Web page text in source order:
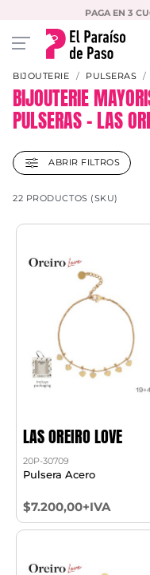
PAGA EN 3
BIJOUTERIE PULSERAS
BIJOUTERIE
PULSERAS – LAS
ABRIR FILTROS
22 PRODUCTOS (SKU)
LAS OREIRO LOVE
20P-30709
Pulsera Acero
$7.200,00+IVA